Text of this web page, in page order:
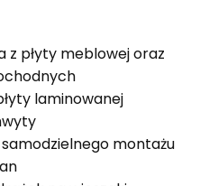
z płyty meblowej oraz
laminowanej
montażu